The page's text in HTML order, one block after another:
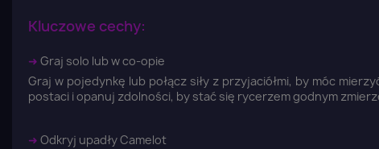
Kluczowe cechy:
➜ Graj solo lub w co-opie
Graj w pojedynkę lub połącz siły z przyjaciółmi, by móc
postaci i opanuj zdolności, by stać się rycerzem godnym
➜ Odkryj upadły Camelot